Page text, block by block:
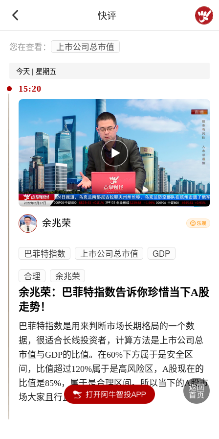
快评
下拉刷新
您在查看： 上市公司总市值
今天 | 星期五
15:20
余兆荣
巴菲特指数 上市公司总市值
GDP
合理
余兆荣
余兆荣：巴菲特指数告诉你珍惜当下A股
走势！
巴菲特指数是用来判断市场长期格局的一个数
据，很适合长线投资者，计算方法是上市公司总
市值与GDP的比值。在60%下方属于是安全区
间，比值超过120%属于是高风险区，A股现在的
比值是85%，属于是合理区间。所以当下的A股市
场大家且行且珍惜。